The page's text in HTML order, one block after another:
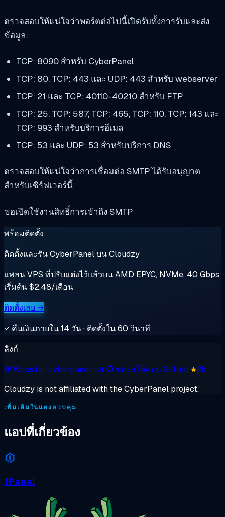
ตรวจสอบให้แน่ใจว่าพอร์ตต่อไปนี้เปิดรับทั้งการรับและส่ง
ข้อมูล:
TCP: 8090 สำหรับ CyberPanel
TCP: 80, TCP: 443 และ UDP: 443 สำหรับ webserver
TCP: 21 และ TCP: 40110-40210 สำหรับ FTP
TCP: 25, TCP: 587, TCP: 465, TCP: 110, TCP: 143 และ
TCP: 993 สำหรับบริการอีเมล
TCP: 53 และ UDP: 53 สำหรับบริการ DNS
ตรวจสอบให้แน่ใจว่าการเชื่อมต่อ SMTP ได้รับอนุญาต
สำหรับเซิร์ฟเวอร์นี้
ขอเปิดใช้งานสิทธิ์การเข้าถึง SMTP
พร้อมติดตั้ง
ติดตั้งและรัน CyberPanel บน Cloudzy
แพลน VPS ที่ปรับแต่งไว้แล้วบน AMD EPYC, NVMe, 40 Gbps
เริ่มต้น $2.48/เดือน
ติดตั้งเลย →
คืนเงินภายใน 14 วัน · ติดตั้งใน 60 วินาที
ลิงก์
Website· cyberpanel.net ซอร์สโค้ดบน GitHub
2k
Cloudzy is not affiliated with the CyberPanel project.
เพิ่มเติมในแผงควบคุม
แอปที่เกี่ยวข้อง
1Panel